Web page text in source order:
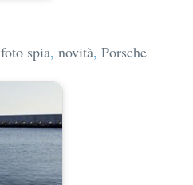
foto spia, novità, Porsche